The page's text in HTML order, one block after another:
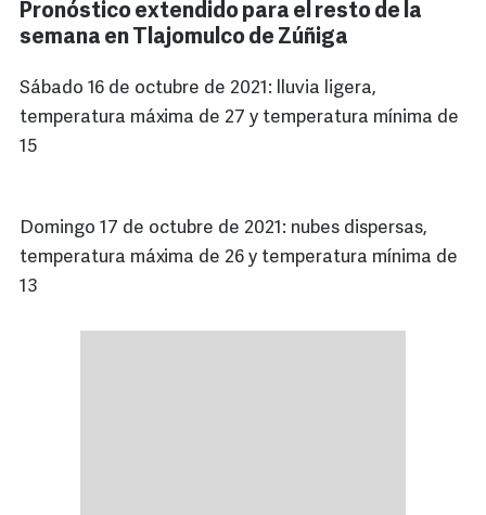
Pronóstico extendido para el resto de la
semana en Tlajomulco de Zúñiga
Sábado 16 de octubre de 2021: lluvia ligera,
temperatura máxima de 27 y temperatura mínima de
15
Domingo 17 de octubre de 2021: nubes dispersas,
temperatura máxima de 26 y temperatura mínima de
13